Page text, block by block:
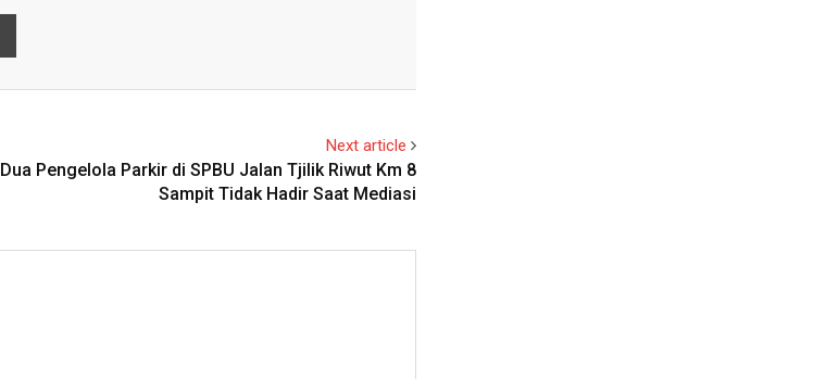
Next article
Dua Pengelola Parkir di SPBU Jalan Tjilik Riwut Km 8
Sampit Tidak Hadir Saat Mediasi